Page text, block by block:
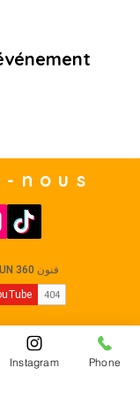
nous
Instagram Phone